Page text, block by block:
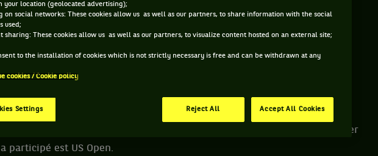
DE WILLIAM VINCIGUERRA
ÂGE
19 ANS
POIDS TAILLE MAIN FORTE
est un joueur de tennis originaire de Suede, né le 10-02-2007. Le dernier
participé est US Open.
your location (geolocated advertising);
on social networks: These cookies allow us as well as our partners, to share information with the social
used;
sharing: These cookies allow us as well as our partners, to visualize content hosted on an external site;
to the installation of cookies which is not strictly necessary is free and can be withdrawn at any
cookies / Cookie policy
Settings Reject All Accept All Cookies